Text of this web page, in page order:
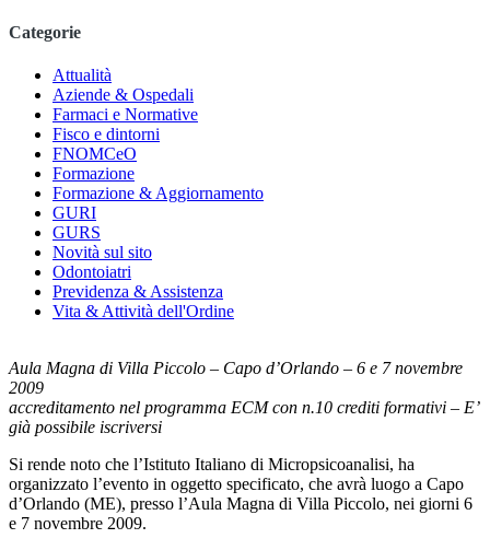
Categorie
Attualità
Aziende & Ospedali
Farmaci e Normative
Fisco e dintorni
FNOMCeO
Formazione
Formazione & Aggiornamento
GURI
GURS
Novità sul sito
Odontoiatri
Previdenza & Assistenza
Vita & Attività dell'Ordine
Aula Magna di Villa Piccolo – Capo d’Orlando – 6 e 7 novembre
2009
accreditamento nel programma ECM con n.10 crediti formativi – E’
già possibile iscriversi
Si rende noto che l’Istituto Italiano di Micropsicoanalisi, ha
organizzato l’evento in oggetto specificato, che avrà luogo a Capo
d’Orlando (ME), presso l’Aula Magna di Villa Piccolo, nei giorni 6
e 7 novembre 2009.